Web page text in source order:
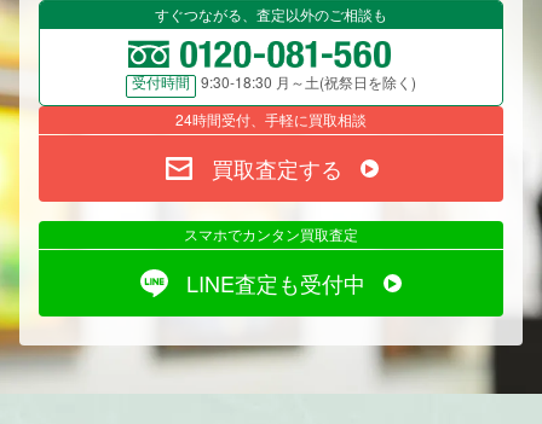
すぐつながる、査定以外のご相談も
受付時間
9:30-18:30 月～土(祝祭日を除く)
24時間受付、手軽に買取相談
買取査定する
スマホでカンタン買取査定
LINE査定も受付中